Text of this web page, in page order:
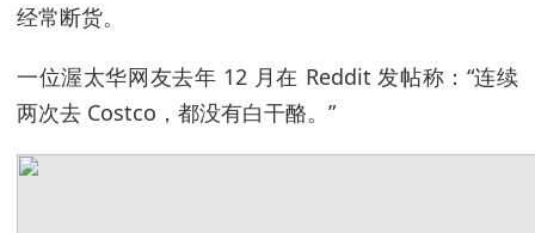
经常断货。
一位渥太华网友去年 12 月在 Reddit 发帖称：“连续
两次去 Costco，都没有白干酪。”